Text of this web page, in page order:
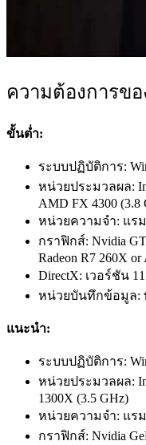
ความต้องการขอ
ขั้นต่ำ:
ระบบปฏิบัติการ:
หน่วยประมวลผล:
AMD FX 4300 (3.8
หน่วยความจำ: แรม
กราฟิกส์: Nvidia
Radeon R7 260X
DirectX: เวอร์ชัน 11
หน่วยบันทึกข้อมูล:
แนะนำ:
ระบบปฏิบัติการ:
หน่วยประมวลผล:
1300X (3.5 GHz)
หน่วยความจำ: แรม
กราฟิกส์: Nvidia